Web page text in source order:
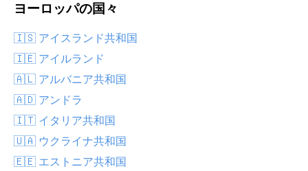
ヨーロッパの国々
🇮🇸 アイスランド共和国
🇮🇪 アイルランド
🇦🇱 アルバニア共和国
🇦🇩 アンドラ
🇮🇹 イタリア共和国
🇺🇦 ウクライナ共和国
🇪🇪 エストニア共和国